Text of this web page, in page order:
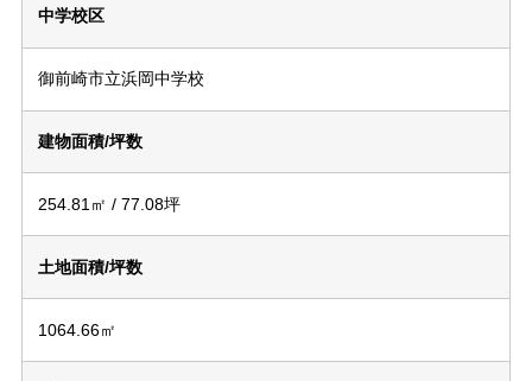
中学校区
御前崎市立浜岡中学校
建物面積/坪数
254.81㎡ / 77.08坪
土地面積/坪数
1064.66㎡